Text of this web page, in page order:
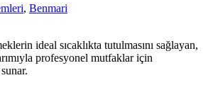
, Benmari
ideal sıcaklıkta tutulmasını sağlayan,
profesyonel mutfaklar için